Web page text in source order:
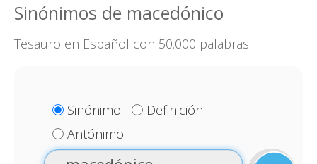
Sinónimos de macedónico
Tesauro en Español con 50.000 palabras
Sinónimo
Definición
Antónimo